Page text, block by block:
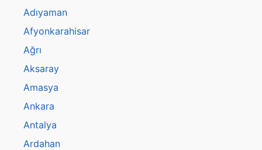
Adıyaman
Afyonkarahisar
Ağrı
Aksaray
Amasya
Ankara
Antalya
Ardahan